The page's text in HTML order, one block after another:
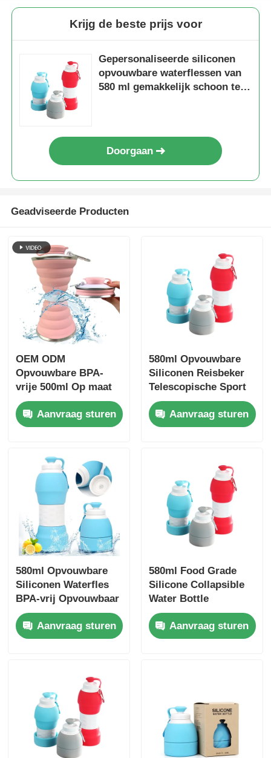
Krijg de beste prijs voor
Gepersonaliseerde siliconen
opvouwbare waterflessen van
580 ml gemakkelijk schoon te
Doorgaan
Geadviseerde Producten
OEM ODM
Opvouwbare BPA-
vrije 500ml Op maat
gemaakte Siliconen
Opvouwbare
Waterflessen
Aanvraag sturen
580ml Opvouwbare
Siliconen Reisbeker
Telescopische Sport
Siliconen
Opvouwbare
Drinkwaterflessen
Aanvraag sturen
580ml Opvouwbare
Siliconen Waterfles
BPA-vrij Opvouwbaar
78x220mm TSA
Aanvraag sturen
580ml Food Grade
Silicone Collapsible
Water Bottle
Customized logo
Aanvraag sturen